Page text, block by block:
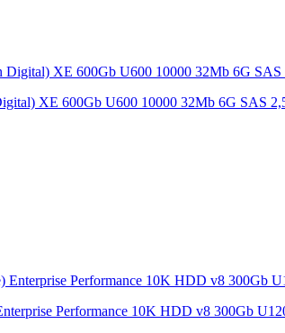
XE 600Gb U600 10000 32Mb 6G SAS
Performance 10K HDD v8 300Gb